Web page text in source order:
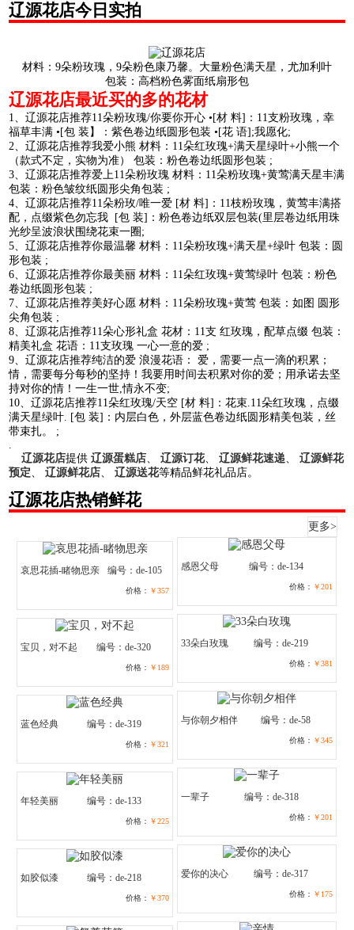
辽源花店今日实拍
材料：9朵粉玫瑰，9朵粉色康乃馨。大量粉色满天星，尤加利叶
包装：高档粉色雾面纸扇形包
辽源花店最近买的多的花材
1、辽源花店推荐11朵粉玫瑰/你要你开心 •[材 料]：11支粉玫瑰，幸
福草丰满 •[包 装】：紫色卷边纸圆形包装 •[花 语];我愿化;
2、辽源花店推荐我爱小熊 材料：11朵红玫瑰+满天星绿叶+小熊一个
（款式不定，实物为准） 包装：粉色卷边纸圆形包装 ;
3、辽源花店推荐爱上11朵粉玫瑰 材料：11朵粉玫瑰+黄莺满天星丰满
包装：粉色皱纹纸圆形尖角包装 ;
4、辽源花店推荐11朵粉玫/唯一爱 [材 料]：11枝粉玫瑰，黄莺丰满搭
配，点缀紫色勿忘我 [包 装]：粉色卷边纸双层包装(里层卷边纸用珠
光纱呈波浪状围绕花束一圈;
5、辽源花店推荐你最温馨 材料：11朵粉玫瑰+满天星+绿叶 包装：圆
形包装 ;
6、辽源花店推荐你最美丽 材料：11朵红玫瑰+黄莺绿叶 包装：粉色
卷边纸圆形包装 ;
7、辽源花店推荐美好心愿 材料：11朵粉玫瑰+黄莺 包装：如图 圆形
尖角包装 ;
8、辽源花店推荐11朵心形礼盒 花材：11支 红玫瑰，配草点缀 包装：
精美礼盒 花语：11支玫瑰 一心一意的爱 ;
9、辽源花店推荐纯洁的爱 浪漫花语： 爱，需要一点一滴的积累；
情，需要每分每秒的坚持！我要用时间去积累对你的爱；用承诺去坚
持对你的情！一生一世,情永不变;
10、辽源花店推荐11朵红玫瑰/天空 [材 料]：花束.11朵红玫瑰，点缀
满天星绿叶. [包 装]：内层白色，外层蓝色卷边纸圆形精美包装，丝
带束扎。 ;
.
辽源花店提供辽源蛋糕店、辽源订花、辽源鲜花速递、辽源鲜花
预定、辽源鲜花店、辽源送花等精品鲜花礼品店。
辽源花店热销鲜花
更多>
哀思花插-睹物思亲 编号：de-105
价格： ￥357
感恩父母 编号：de-134
价格： ￥201
宝贝，对不起 编号：de-320
价格： ￥189
33朵白玫瑰 编号：de-219
价格： ￥381
蓝色经典 编号：de-319
价格： ￥321
与你朝夕相伴 编号：de-58
价格： ￥345
年轻美丽 编号：de-133
价格： ￥225
一辈子 编号：de-318
价格： ￥201
如胶似漆 编号：de-218
价格： ￥370
爱你的决心 编号：de-317
价格： ￥175